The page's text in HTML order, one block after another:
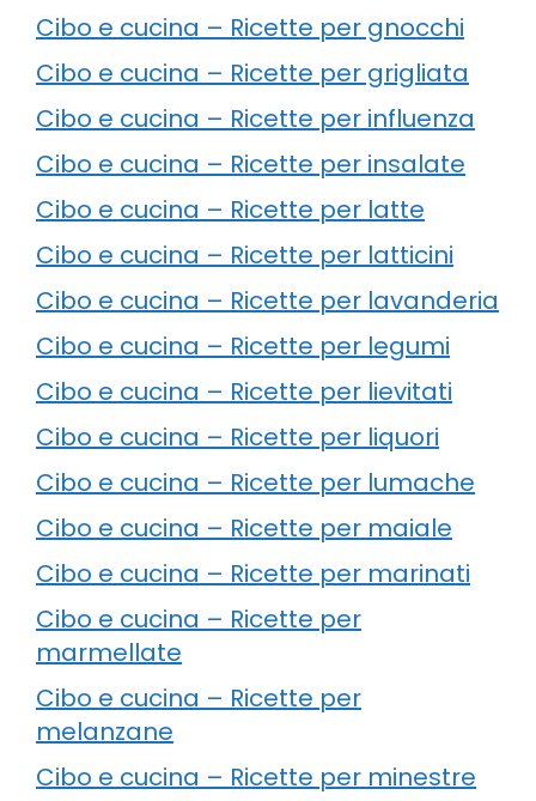
Cibo e cucina – Ricette per gnocchi
Cibo e cucina – Ricette per grigliata
Cibo e cucina – Ricette per influenza
Cibo e cucina – Ricette per insalate
Cibo e cucina – Ricette per latte
Cibo e cucina – Ricette per latticini
Cibo e cucina – Ricette per lavanderia
Cibo e cucina – Ricette per legumi
Cibo e cucina – Ricette per lievitati
Cibo e cucina – Ricette per liquori
Cibo e cucina – Ricette per lumache
Cibo e cucina – Ricette per maiale
Cibo e cucina – Ricette per marinati
Cibo e cucina – Ricette per
marmellate
Cibo e cucina – Ricette per
melanzane
Cibo e cucina – Ricette per minestre